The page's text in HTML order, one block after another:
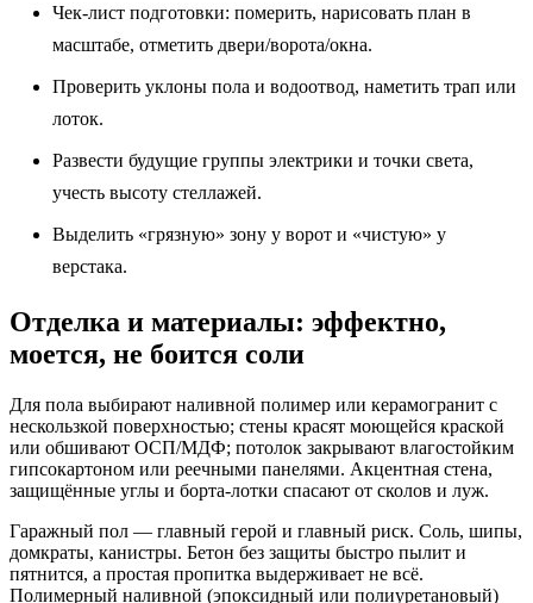
Чек‑лист подготовки: померить, нарисовать план в
масштабе, отметить двери/ворота/окна.
Проверить уклоны пола и водоотвод, наметить трап или
лоток.
Развести будущие группы электрики и точки света,
учесть высоту стеллажей.
Выделить «грязную» зону у ворот и «чистую» у
верстака.
Отделка и материалы: эффектно,
моется, не боится соли
Для пола выбирают наливной полимер или керамогранит с
нескользкой поверхностью; стены красят моющейся краской
или обшивают ОСП/МДФ; потолок закрывают влагостойким
гипсокартоном или реечными панелями. Акцентная стена,
защищённые углы и борта‑лотки спасают от сколов и луж.
Гаражный пол — главный герой и главный риск. Соль, шипы,
домкраты, канистры. Бетон без защиты быстро пылит и
пятнится, а простая пропитка выдерживает не всё.
Полимерный наливной (эпоксидный или полиуретановый)